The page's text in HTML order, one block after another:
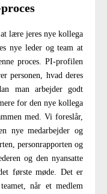
lære jeres nye kollega
nye leder og team at
proces. PI-profilen
personen, hvad deres
man arbejder godt
for den nye kollega
med. Vi foreslår,
nye medarbejder og
personrapporten og
og den nyansatte
første møde. Det er
når et medlem